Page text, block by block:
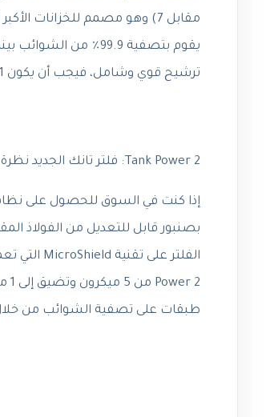
ترشيح قوي وشامل، فيجب أن يكون Tank Power 1 هو خيارك المفضل.أكمل مقاله الفرق بين فلتر تانك باور وباور بلس .
Tank Power 2: فلتر تانك الجديد نظرة
بصنبور قابل للتعديل من الفولاذ
طبقات على تصفية الشوائب من خلال